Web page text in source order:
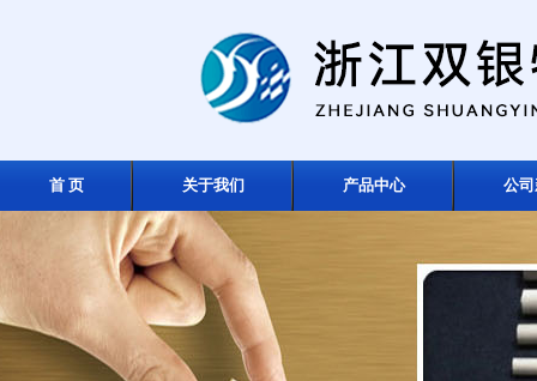
首 页 关于我们 产品中心 公
联系我们